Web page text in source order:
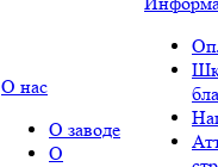
О нас
О заводе
О